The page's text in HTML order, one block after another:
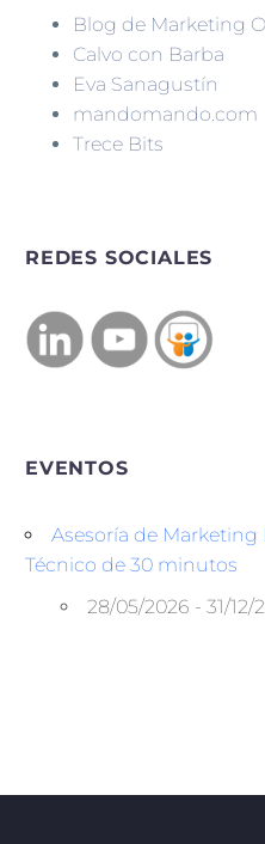
Blog de Marketing
Calvo con Barba
Eva Sanagustín
mandomando.com
Trece Bits
REDES SOCIALES
EVENTOS
Asesoría de
Técnico de 30 minutos
28/05/2026 - 31/12/